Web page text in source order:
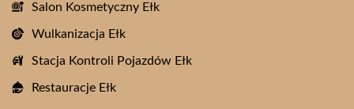
Salon Kosmetyczny Ełk
Wulkanizacja Ełk
Stacja Kontroli Pojazdów Ełk
Restauracje Ełk